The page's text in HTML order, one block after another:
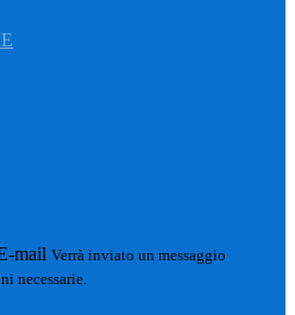
mail Verrà inviato un messaggio
necessarie.